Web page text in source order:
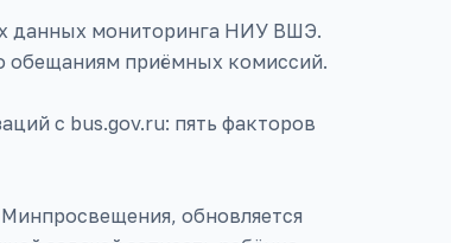
данных мониторинга НИУ ВШЭ.
обещаниям приёмных комиссий.
с bus.gov.ru: пять факторов
обновляется